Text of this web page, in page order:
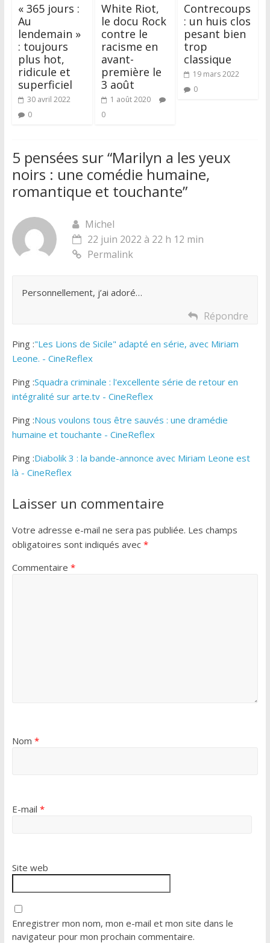
« 365 jours :
Au
lendemain »
: toujours
plus hot,
ridicule et
superficiel
30 avril 2022
0
White Riot,
le docu Rock
contre le
racisme en
avant-
première le
3 août
1 août 2020
0
Contrecoups
: un huis clos
pesant bien
trop
classique
19 mars 2022
0
5 pensées sur “Marilyn a les yeux
noirs : une comédie humaine,
romantique et touchante”
Michel
22 juin 2022 à 22 h 12 min
Permalink
Personnellement, j’ai adoré…
Répondre
Ping :"Les Lions de Sicile" adapté en série, avec Miriam
Leone. - CineReflex
Ping :Squadra criminale : l'excellente série de retour en
intégralité sur arte.tv - CineReflex
Ping :Nous voulons tous être sauvés : une dramédie
humaine et touchante - CineReflex
Ping :Diabolik 3 : la bande-annonce avec Miriam Leone est
là - CineReflex
Laisser un commentaire
Votre adresse e-mail ne sera pas publiée. Les champs
obligatoires sont indiqués avec *
Commentaire *
Nom *
E-mail *
Site web
Enregistrer mon nom, mon e-mail et mon site dans le
navigateur pour mon prochain commentaire.